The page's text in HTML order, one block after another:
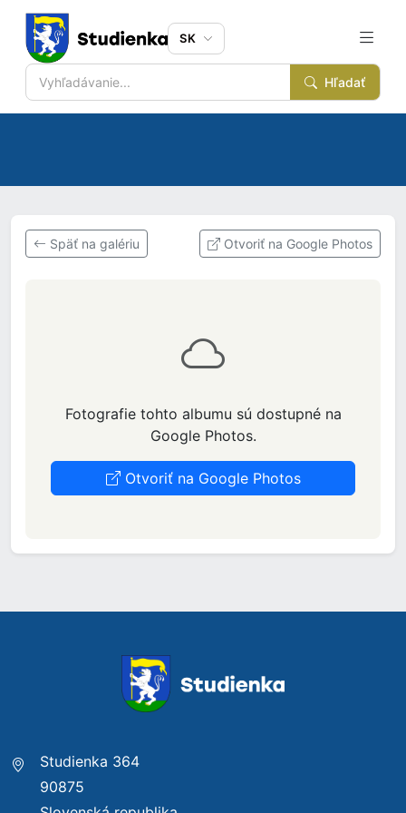
Hľadať
SK
Späť na galériu Otvoriť na Google Photos
Fotografie tohto albumu sú dostupné na
Google Photos.
Otvoriť na Google Photos
Studienka 364
90875